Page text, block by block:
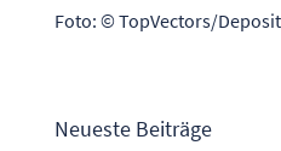
Foto: © TopVectors/
Neueste Beiträge